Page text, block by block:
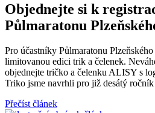
Objednejte si k
Půlmaratonu
Pro účastníky Půlmaratonu
limitovanou edici trik a čelenek.
objednejte tričko a čelenku ALISY s
Triko jsme navrhli pro již desátý ročník
Přečíst článek